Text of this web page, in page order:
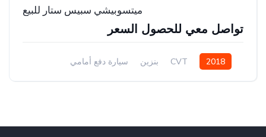
ميتسوبيشي سبيس ستار للبيع
تواصل معي للحصول السعر
2018
CVT بنزين سيارة دفع أمامي